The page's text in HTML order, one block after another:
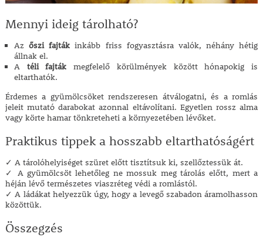
Mennyi ideig tárolható?
Azőszi fajták inkább friss fogyasztásra valók, néhány hétig
állnak el.
A téli fajták megfelelő körülmények között hónapokig is
eltarthatók.
Érdemes a gyümölcsöket rendszeresen átválogatni, és a romlás
jeleit mutató darabokat azonnal eltávolítani. Egyetlen rossz alma
vagy körte hamar tönkreteheti a környezetében lévőket.
Praktikus tippek a hosszabb eltarthatóságért
✓ A tárolóhelyiséget szüret előtt tisztítsuk ki, szellőztessük át.
✓ A gyümölcsöt lehetőleg ne mossuk meg tárolás előtt, mert a
héján lévő természetes viaszréteg védi a romlástól.
✓ A ládákat helyezzük úgy, hogy a levegő szabadon áramolhasson
közöttük.
Összegzés